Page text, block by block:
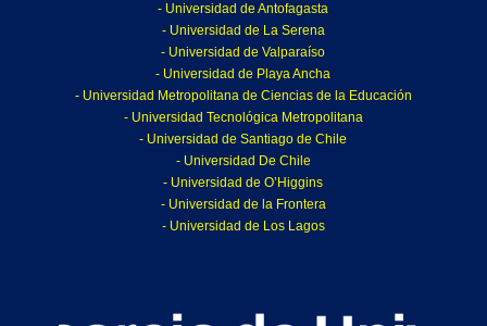
- Universidad de Antofagasta
- Universidad de La Serena
- Universidad de Valparaíso
- Universidad de Playa Ancha
- Universidad Metropolitana de Ciencias de la Educación
- Universidad Tecnológica Metropolitana
- Universidad de Santiago de Chile
- Universidad De Chile
- Universidad de O’Higgins
- Universidad de la Frontera
- Universidad de Los Lagos